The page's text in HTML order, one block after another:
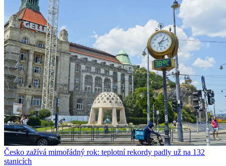
Česko zažívá mimořádný rok: teplotní rekordy padly už na 132
stanicích